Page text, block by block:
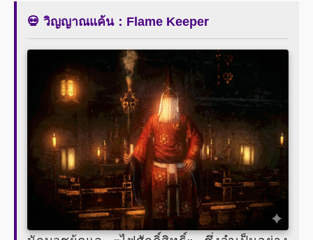
💀 วิญญาณแค้น：Flame Keeper